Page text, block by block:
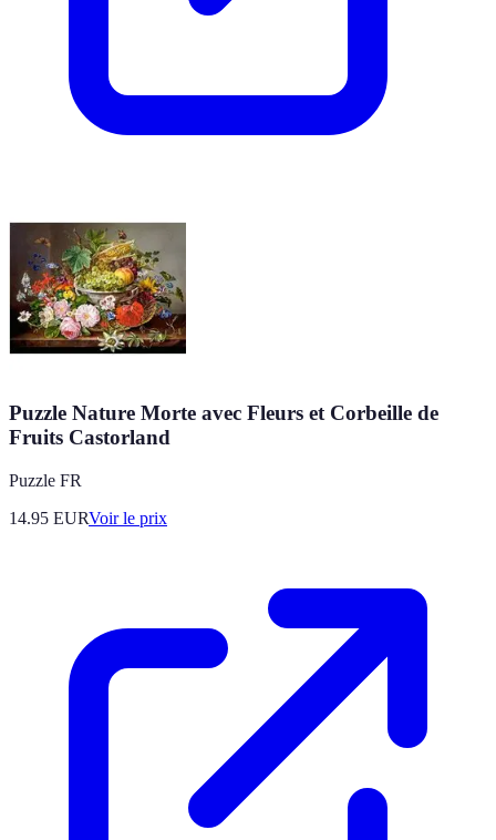
Puzzle Nature Morte avec Fleurs et Corbeille de
Fruits Castorland
Puzzle FR
14.95 EURVoir le prix